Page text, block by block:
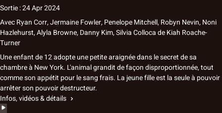
Sortie : 24 Apr 2024
AvecRyan Corr, Jermaine Fowler, Penelope Mitchell, Robyn Nevin, Noni
Hazlehurst, Alyla Browne, Danny Kim, Silvia CollocadeKiah Roache-
Turner
Une enfant de 12 adopte une petite araignée dans le secret de sa
chambre à New York. L'animal grandit de façon disproportionnée, tout
comme son appétit pour le sang frais. La jeune fille est la seule à pouvoir
arrêter son pouvoir destructeur.
Infos, vidéos & détails